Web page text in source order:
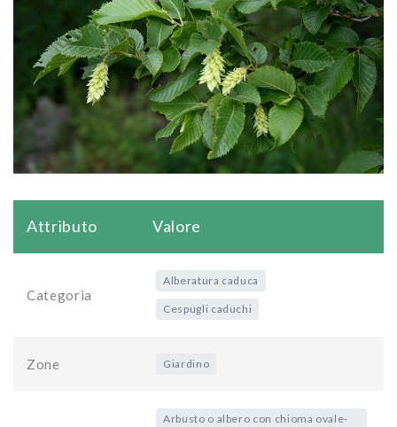
Attributo Valore
Categoria
Alberatura caduca
Cespugli caduchi
Zone Giardino
Arbusto o albero con chioma ovale-